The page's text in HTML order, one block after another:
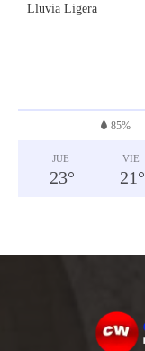
Lluvia Ligera
85%
JUE
23°
VIE
21 °